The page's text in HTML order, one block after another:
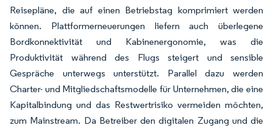
Reisepläne, die auf einen Betriebstag komprimiert werden
können. Plattformerneuerungen liefern auch überlegene
Bordkonnektivität und Kabinenergonomie, was die
Produktivität während des Flugs steigert und sensible
Gespräche unterwegs unterstützt. Parallel dazu werden
Charter- und Mitgliedschaftsmodelle für Unternehmen, die eine
Kapitalbindung und das Restwertrisiko vermeiden möchten,
zum Mainstream. Da Betreiber den digitalen Zugang und die